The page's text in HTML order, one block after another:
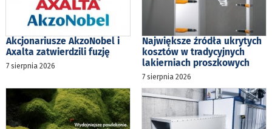
Akcjonariusze AkzoNobel i
Axalta zatwierdzili fuzję
7 sierpnia 2026
Największe źródła ukrytych
kosztów w tradycyjnych
lakierniach proszkowych
7 sierpnia 2026